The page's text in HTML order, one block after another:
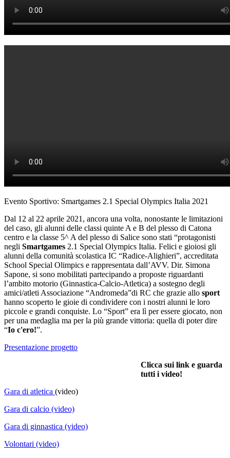
Evento Sportivo: Smartgames 2.1 Special Olympics Italia 2021
Dal 12 al 22 aprile 2021, ancora una volta, nonostante le limitazioni
del caso, gli alunni delle classi quinte A e B del plesso di Catona
centro e la classe 5^ A del plesso di Salice sono stati “protagonisti
negli Smartgames 2.1 Special Olympics Italia. Felici e gioiosi gli
alunni della comunità scolastica IC “Radice-Alighieri”, accreditata
School Special Olimpics e rappresentata dall’AVV. Dir. Simona
Sapone, si sono mobilitati partecipando a proposte riguardanti
l’ambito motorio (Ginnastica-Calcio-Atletica) a sostegno degli
amici/atleti Associazione “Andromeda”di RC che grazie allo sport
hanno scoperto le gioie di condividere con i nostri alunni le loro
piccole e grandi conquiste. Lo “Sport” era lì per essere giocato, non
per una medaglia ma per la più grande vittoria: quella di poter dire
“Io c'ero!”.
Presentazione progetto
Clicca sui link e guarda
tutti i video!
Gara di atletica (video)
Gara di calcio (video)
Gara di ginnastica (video)
Volontari (video)